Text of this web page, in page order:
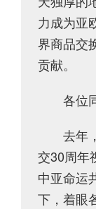
力成为亚
界商品交
贡献。
各位同
去年，
交30周年
中亚命运
下，着眼